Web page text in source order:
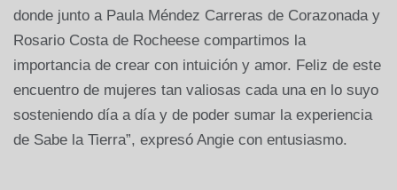
donde junto a Paula Méndez Carreras de Corazonada y
Rosario Costa de Rocheese compartimos la
importancia de crear con intuición y amor. Feliz de este
encuentro de mujeres tan valiosas cada una en lo suyo
sosteniendo día a día y de poder sumar la experiencia
de Sabe la Tierra”, expresó Angie con entusiasmo.